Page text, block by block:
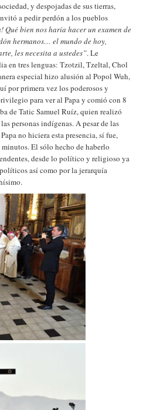
y despojadas de sus tierras,
a pedir perdón a los pueblos
Qué bien nos haría hacer un examen de
hermanos… el mundo de hoy,
les necesita a ustedes”. Le
en tres lenguas: Tzotzil, Tzeltal, Chol
especial hizo alusión al Popol Wuh,
por primera vez los poderosos y
para ver al Papa y comió con 8
de Tatic Samuel Ruíz, quien realizó
personas indígenas. A pesar de las
no hiciera esta presencia, sí fue,
El sólo hecho de haberlo
desde lo político y religioso ya
así como por la jerarquía